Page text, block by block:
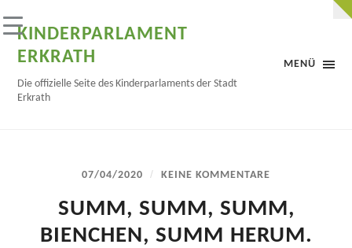
MENÜ
KINDERPARLAMENT
ERKRATH
Die offizielle Seite des Kinderparlaments der Stadt
Erkrath
07/04/2020 / KEINE KOMMENTARE
SUMM, SUMM, SUMM,
BIENCHEN, SUMM HERUM.